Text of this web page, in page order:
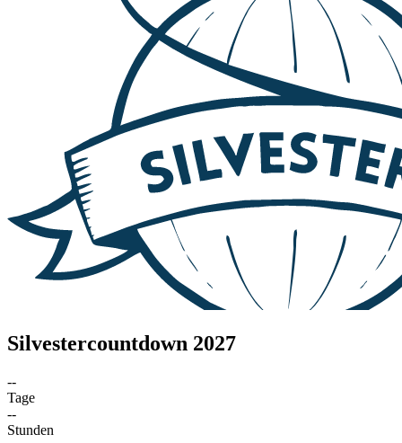
Silvestercountdown 2027
--
Tage
--
Stunden